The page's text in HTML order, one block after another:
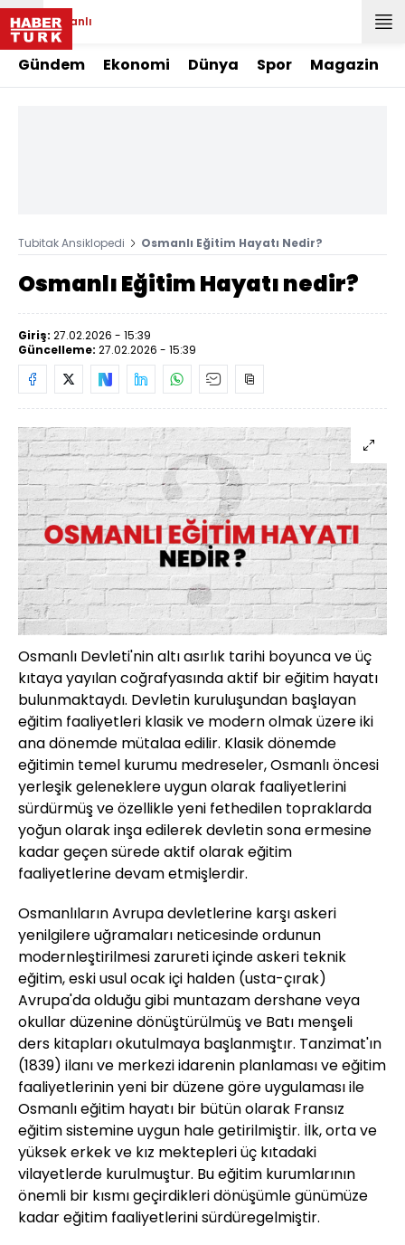
Canlı
Gündem Ekonomi Dünya Spor Magazin
Tubitak Ansiklopedi Osmanlı Eğitim Hayatı Nedir?
Osmanlı Eğitim Hayatı nedir?
Giriş: 27.02.2026 - 15:39
Güncelleme: 27.02.2026 - 15:39
Osmanlı Devleti'nin altı asırlık tarihi boyunca ve üç
kıtaya yayılan coğrafyasında aktif bir eğitim hayatı
bulunmaktaydı. Devletin kuruluşundan başlayan
eğitim faaliyetleri klasik ve modern olmak üzere iki
ana dönemde mütalaa edilir. Klasik dönemde
eğitimin temel kurumu medreseler, Osmanlı öncesi
yerleşik geleneklere uygun olarak faaliyetlerini
sürdürmüş ve özellikle yeni fethedilen topraklarda
yoğun olarak inşa edilerek devletin sona ermesine
kadar geçen sürede aktif olarak eğitim
faaliyetlerine devam etmişlerdir.
Osmanlıların Avrupa devletlerine karşı askeri
yenilgilere uğramaları neticesinde ordunun
modernleştirilmesi zarureti içinde askeri teknik
eğitim, eski usul ocak içi halden (usta-çırak)
Avrupa'da olduğu gibi muntazam dershane veya
okullar düzenine dönüştürülmüş ve Batı menşeli
ders kitapları okutulmaya başlanmıştır. Tanzimat'ın
(1839) ilanı ve merkezi idarenin planlaması ve eğitim
faaliyetlerinin yeni bir düzene göre uygulaması ile
Osmanlı eğitim hayatı bir bütün olarak Fransız
eğitim sistemine uygun hale getirilmiştir. İlk, orta ve
yüksek erkek ve kız mektepleri üç kıtadaki
vilayetlerde kurulmuştur. Bu eğitim kurumlarının
önemli bir kısmı geçirdikleri dönüşümle günümüze
kadar eğitim faaliyetlerini sürdüregelmiştir.